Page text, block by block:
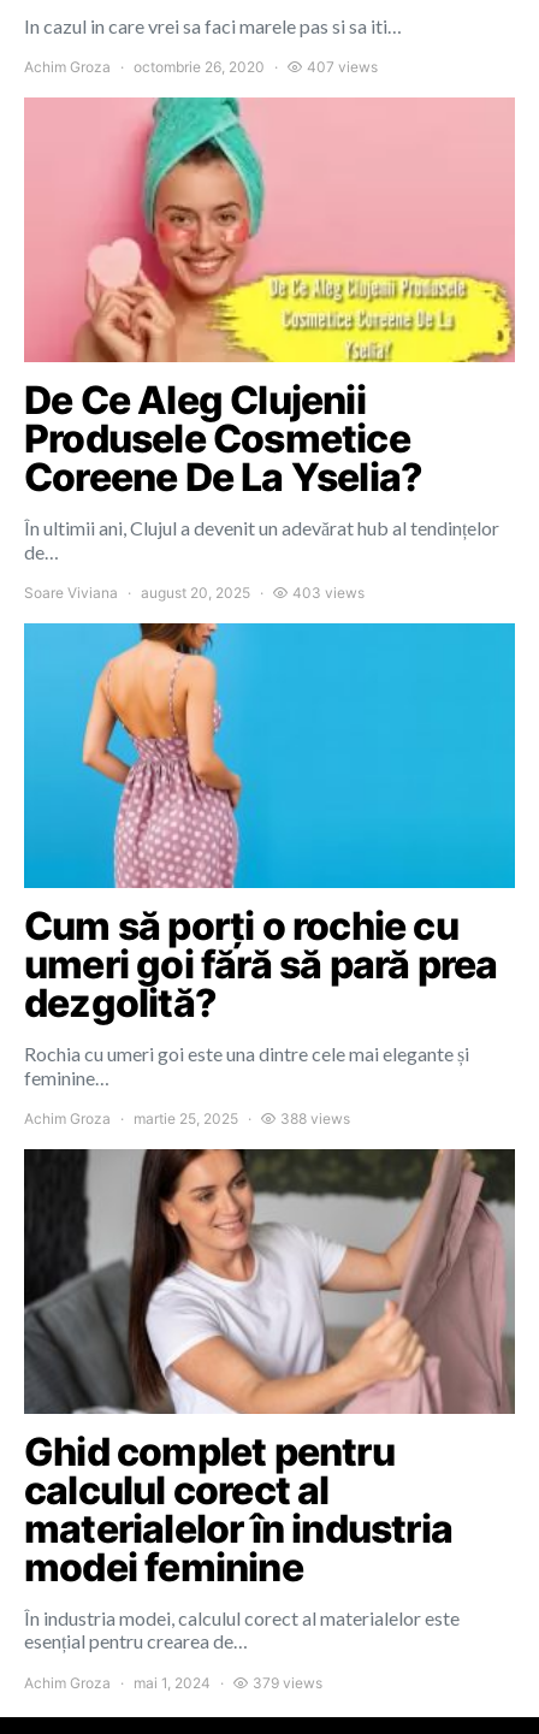
In cazul in care vrei sa faci marele pas si sa iti…
Achim Groza octombrie 26, 2020 407 views
De Ce Aleg Clujenii
Produsele Cosmetice
Coreene De La Yselia?
În ultimii ani, Clujul a devenit un adevărat hub al tendințelor
de…
Soare Viviana august 20, 2025 403 views
Cum să porți o rochie cu
umeri goi fără să pară prea
dezgolită?
Rochia cu umeri goi este una dintre cele mai elegante și
feminine…
Achim Groza martie 25, 2025 388 views
Ghid complet pentru
calculul corect al
materialelor în industria
modei feminine
În industria modei, calculul corect al materialelor este
esențial pentru crearea de…
Achim Groza mai 1, 2024 379 views